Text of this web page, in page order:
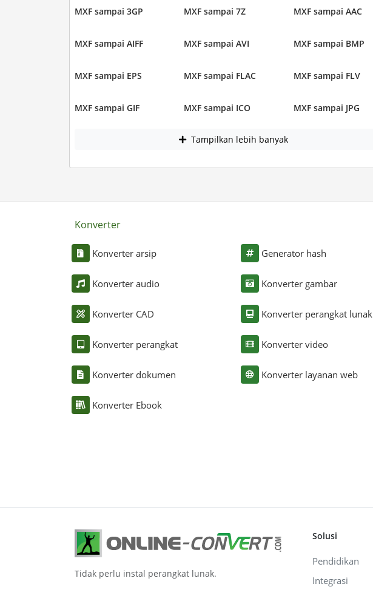
MXF sampai 3GP MXF sampai 7Z MXF sampai AAC
MXF sampai AIFF MXF sampai AVI MXF sampai BMP
MXF sampai EPS MXF sampai FLAC MXF sampai FLV
MXF sampai GIF MXF sampai ICO MXF sampai JPG
Tampilkan lebih banyak
Konverter
Konverter arsip
Konverter audio
Konverter CAD
Konverter perangkat
Konverter dokumen
Konverter Ebook
Generator hash
Konverter gambar
Konverter perangkat lunak
Konverter video
Konverter layanan web
Tidak perlu instal perangkat lunak.
Solusi
Pendidikan
Integrasi